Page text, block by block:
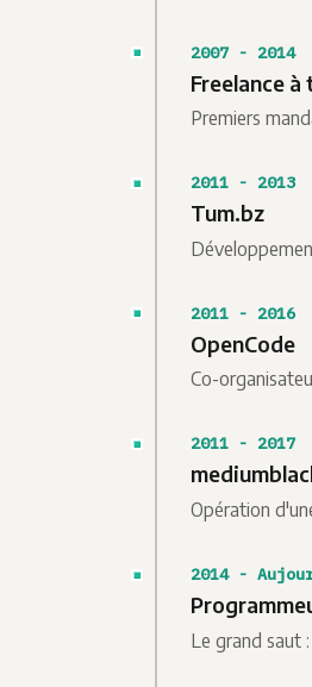
2007 - 2014
Freelance
Premiers
2011 - 2013
Tum.bz
2011 - 2016
OpenCode
Co-
2011 - 2017
Opération
2014 -
Le grand saut